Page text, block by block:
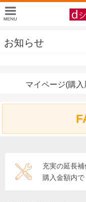
お知らせ
マイページ(購
充実の延長補
購入金額内で